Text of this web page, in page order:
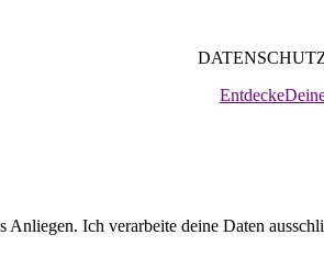
Anliegen. Ich verarbeite deine Daten